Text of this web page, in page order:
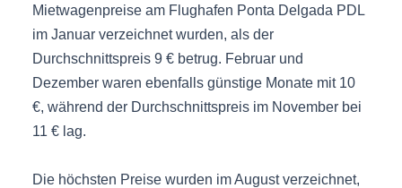
Mietwagenpreise am Flughafen Ponta Delgada PDL
im Januar verzeichnet wurden, als der
Durchschnittspreis 9 € betrug. Februar und
Dezember waren ebenfalls günstige Monate mit 10
€, während der Durchschnittspreis im November bei
11 € lag.
Die höchsten Preise wurden im August verzeichnet,